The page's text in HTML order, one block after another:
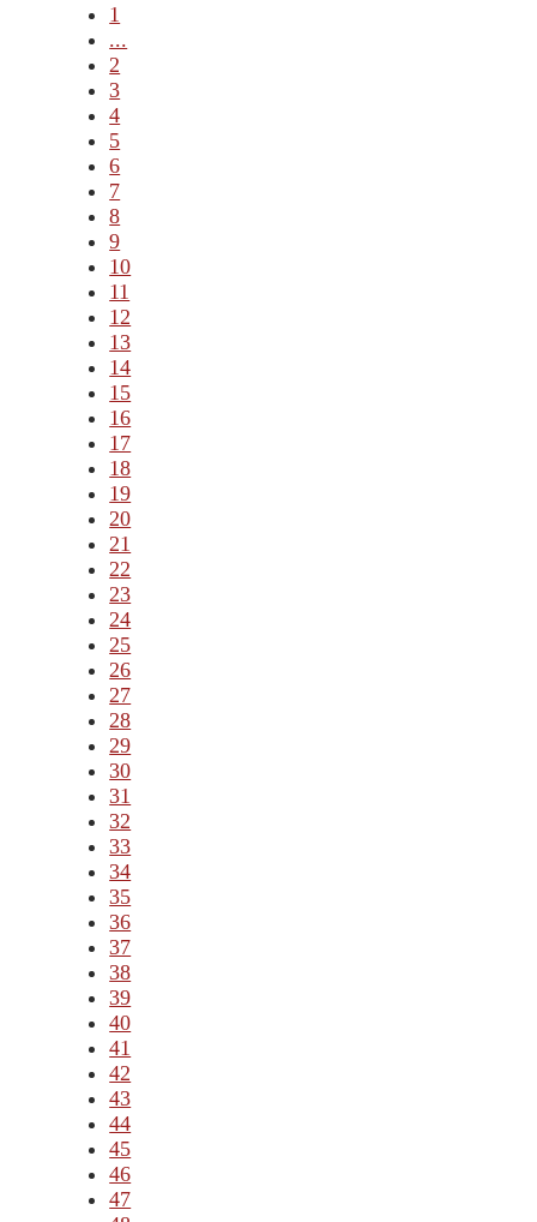
1
...
2
3
4
5
6
7
8
9
10
11
12
13
14
15
16
17
18
19
20
21
22
23
24
25
26
27
28
29
30
31
32
33
34
35
36
37
38
39
40
41
42
43
44
45
46
47